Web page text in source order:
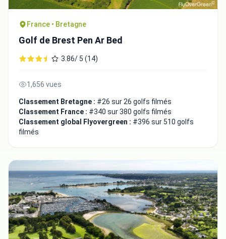
France • Bretagne
Golf de Brest Pen Ar Bed
3.86/ 5 (14)
1,656 vues
Classement Bretagne : #26 sur 26 golfs filmés
Classement France : #340 sur 380 golfs filmés
Classement global Flyovergreen : #396 sur 510 golfs
filmés
Intégrer la video
Choix de la vidéo:
Copier dans le presse-papiers
Embed code